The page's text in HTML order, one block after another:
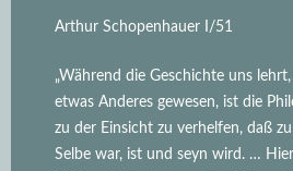
Arthur Schopenhauer I/51
„Während die Geschichte uns
etwas Anderes gewesen, ist die
zu der Einsicht zu verhelfen, daß
Selbe war, ist und seyn wird. …